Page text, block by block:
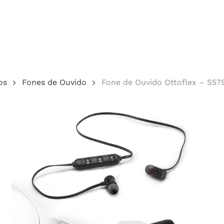
Fones de Ouvido Fone de Ouvido Ottoflex –